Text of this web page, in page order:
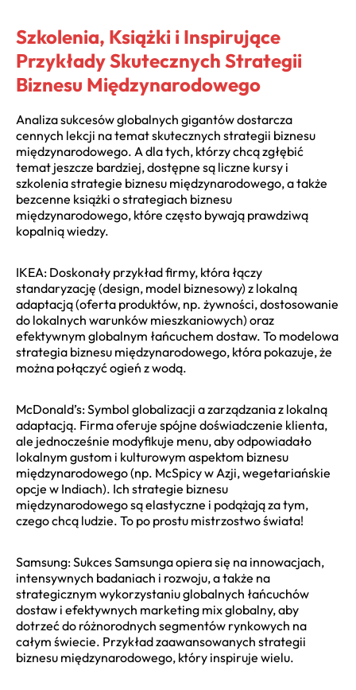
Szkolenia, Książki i Inspirujące
Przykłady Skutecznych Strategii
Biznesu Międzynarodowego
Analiza sukcesów globalnych gigantów dostarcza
cennych lekcji na temat skutecznych strategii biznesu
międzynarodowego. A dla tych, którzy chcą zgłębić
temat jeszcze bardziej, dostępne są liczne kursy i
szkolenia strategie biznesu międzynarodowego, a także
bezcenne książki o strategiach biznesu
międzynarodowego, które często bywają prawdziwą
kopalnią wiedzy.
IKEA: Doskonały przykład firmy, która łączy
standaryzację (design, model biznesowy) z lokalną
adaptacją (oferta produktów, np. żywności, dostosowanie
do lokalnych warunków mieszkaniowych) oraz
efektywnym globalnym łańcuchem dostaw. To modelowa
strategia biznesu międzynarodowego, która pokazuje, że
można połączyć ogień z wodą.
McDonald’s: Symbol globalizacji a zarządzania z lokalną
adaptacją. Firma oferuje spójne doświadczenie klienta,
ale jednocześnie modyfikuje menu, aby odpowiadało
lokalnym gustom i kulturowym aspektom biznesu
międzynarodowego (np. McSpicy w Azji, wegetariańskie
opcje w Indiach). Ich strategie biznesu
międzynarodowego są elastyczne i podążają za tym,
czego chcą ludzie. To po prostu mistrzostwo świata!
Samsung: Sukces Samsunga opiera się na innowacjach,
intensywnych badaniach i rozwoju, a także na
strategicznym wykorzystaniu globalnych łańcuchów
dostaw i efektywnych marketing mix globalny, aby
dotrzeć do różnorodnych segmentów rynkowych na
całym świecie. Przykład zaawansowanych strategii
biznesu międzynarodowego, który inspiruje wielu.